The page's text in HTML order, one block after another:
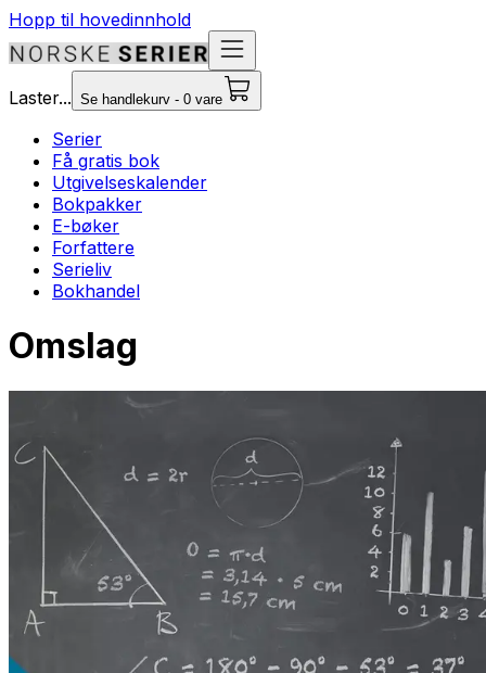
Hopp til hovedinnhold
Laster... Se handlekurv - 0 vare
Serier
Få gratis bok
Utgivelseskalender
Bokpakker
E-bøker
Forfattere
Serieliv
Bokhandel
Omslag